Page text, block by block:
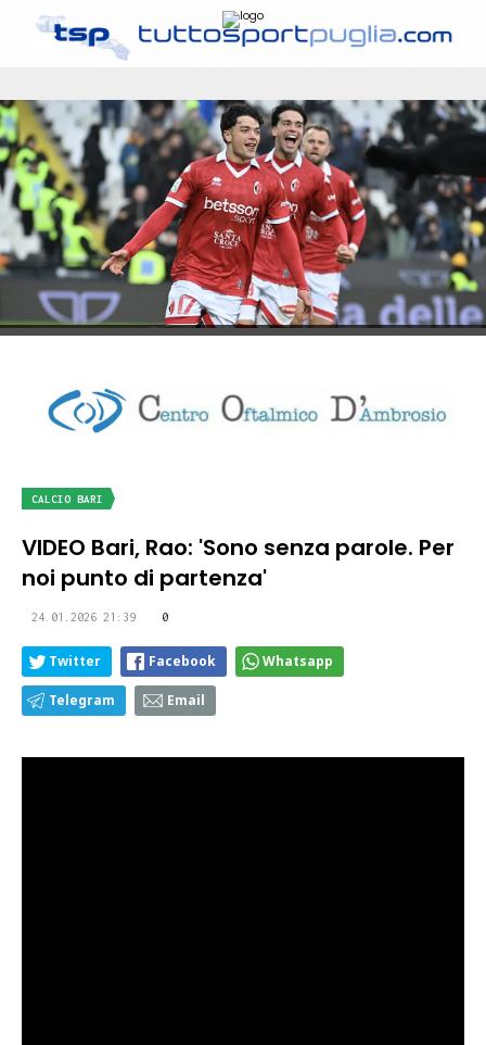
CALCIO BARI
VIDEO Bari, Rao: 'Sono senza parole. Per
noi punto di partenza'
24.01.2026 21:39 0
Twitter Facebook Whatsapp
Telegram Email